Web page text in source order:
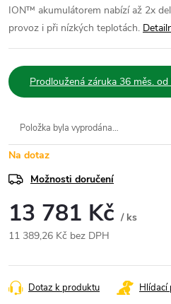
ION™ akumulátorem nabízí až 2x
provoz i při nízkých teplotách.
Prodloužená záruka 36 měs.
Položka byla vyprodána…
Na dotaz
Možnosti doručení
13 781 Kč / ks
11 389,26 Kč bez DPH
cena:
Dotaz k produktu Hlídací